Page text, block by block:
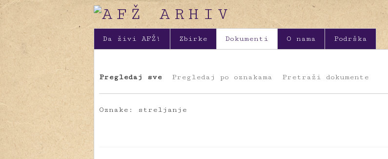
Da živi AFŽ! Zbirke Dokumenti O nama Podrška
Pregledaj sve Pregledaj po oznakama Pretraži dokumente
Oznake: streljanje